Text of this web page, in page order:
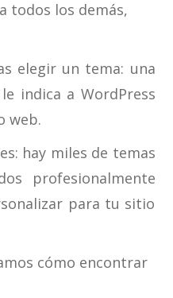
todos los demás,
elegir un tema: una
indica a WordPress
web.
hay miles de temas
profesionalmente
para tu sitio
cómo encontrar